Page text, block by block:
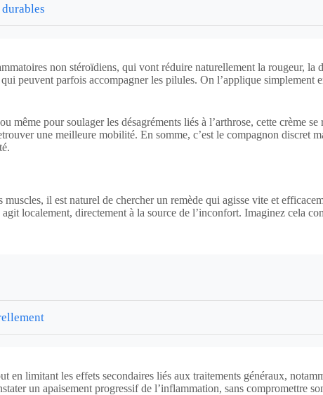
non stéroïdiens, qui vont réduire naturellement la rougeur, la
peuvent parfois accompagner les pilules. On l’applique simplement
même pour soulager les désagréments liés à l’arthrose, cette crème
une meilleure mobilité. En somme, c’est le compagnon discret
il est naturel de chercher un remède qui agisse vite et
localement, directement à la source de l’inconfort. Imaginez cela
en limitant les effets secondaires liés aux traitements généraux,
un apaisement progressif de l’inflammation, sans compromettre